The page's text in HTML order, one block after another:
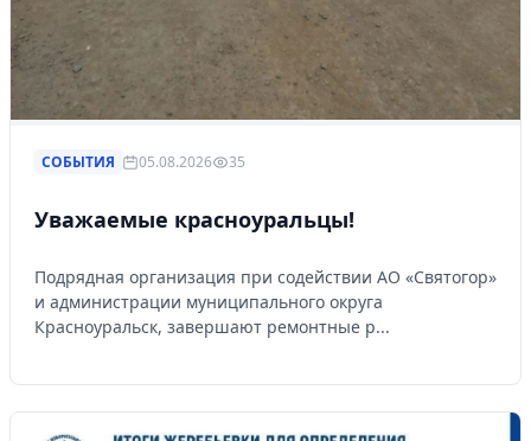
СОБЫТИЯ 05.08.2026 35
Уважаемые красноуральцы!
Подрядная организация при содействии АО «Святогор»
и администрации муниципального округа
Красноуральск, завершают ремонтные р...